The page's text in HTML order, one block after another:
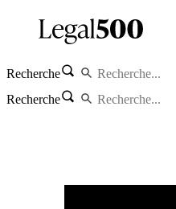
Recherche
Recherche